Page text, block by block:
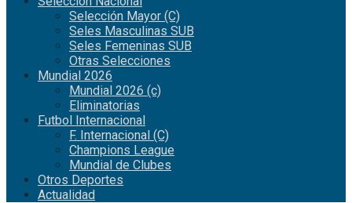
Selección Mayor (C)
Seles Masculinas SUB
Seles Femeninas SUB
Otras Selecciones
Mundial 2026
Mundial 2026 (c)
Eliminatorias
Futbol Internacional
F. Internacional (C)
Champions League
Mundial de Clubes
Otros Deportes
Actualidad